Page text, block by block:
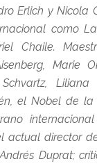
Erlich y Nicola
como
Chaile.
Marie
Liliana
el Nobel de
actual director
Duprat;